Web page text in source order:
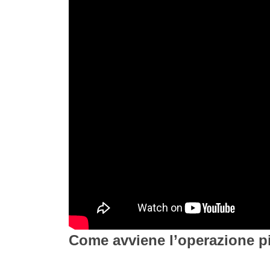
Come avviene l’operazione